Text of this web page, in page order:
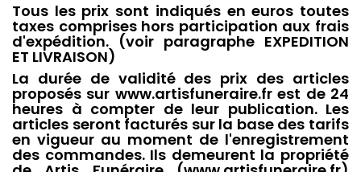
Tous les prix sont indiqués en euros toutes
taxes comprises hors participation aux frais
d'expédition. (voir paragraphe EXPEDITION
ET LIVRAISON)
La durée de validité des prix des articles
proposés sur www.artisfuneraire.fr est de 24
heures à compter de leur publication. Les
articles seront facturés sur la base des tarifs
en vigueur au moment de l'enregistrement
des commandes. Ils demeurent la propriété